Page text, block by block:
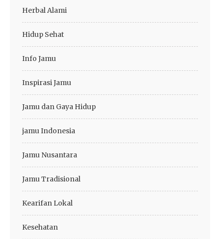
Herbal Alami
Hidup Sehat
Info Jamu
Inspirasi Jamu
Jamu dan Gaya Hidup
jamu Indonesia
Jamu Nusantara
Jamu Tradisional
Kearifan Lokal
Kesehatan